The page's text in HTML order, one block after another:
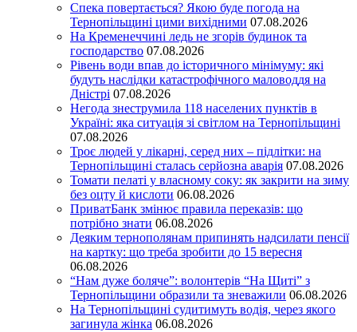
Спека повертається? Якою буде погода на
Тернопільщині цими вихідними 07.08.2026
На Кременеччині ледь не згорів будинок та
господарство 07.08.2026
Рівень води впав до історичного мінімуму: які
будуть наслідки катастрофічного маловоддя на
Дністрі 07.08.2026
Негода знеструмила 118 населених пунктів в
Україні: яка ситуація зі світлом на Тернопільщині
07.08.2026
Троє людей у лікарні, серед них – підлітки: на
Тернопільщині сталась серйозна аварія 07.08.2026
Томати пелаті у власному соку: як закрити на зиму
без оцту й кислоти 06.08.2026
ПриватБанк змінює правила переказів: що
потрібно знати 06.08.2026
Деяким тернополянам припинять надсилати пенсії
на картку: що треба зробити до 15 вересня
06.08.2026
“Нам дуже боляче”: волонтерів “На Щиті” з
Тернопільщини образили та зневажили 06.08.2026
На Тернопільщині судитимуть водія, через якого
загинула жінка 06.08.2026